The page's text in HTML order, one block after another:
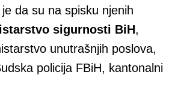
da su na spisku njenih
sigurnosti BiH,
unutrašnjih poslova,
policija FBiH, kantonalni